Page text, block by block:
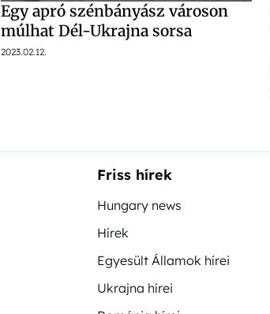
Egy apró szénbányász városon
múlhat Dél-Ukrajna sorsa
2023.02.12.
Friss hírek
Hungary news
Hírek
Egyesült Államok hírei
Ukrajna hírei